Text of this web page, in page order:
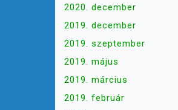
2020. december
2019. december
2019. szeptember
2019. május
2019. március
2019. február